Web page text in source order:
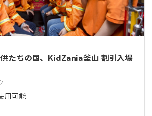
たちの国、KidZania釜山 割引入場
用可能